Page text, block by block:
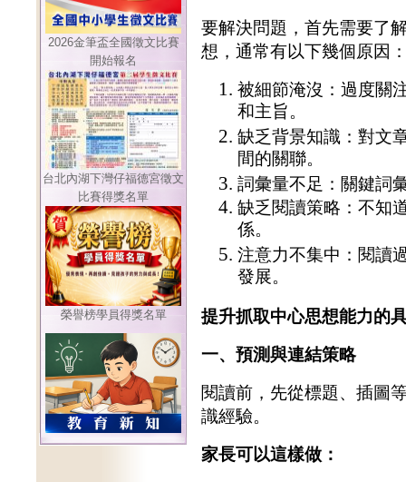
2026金筆盃全國徵文比賽
開始報名
台北內湖下灣仔福德宮徵文
比賽得獎名單
榮譽榜學員得獎名單
要解決問題，首先需要了
想，通常有以下幾個原因
被細節淹沒：過度關
和主旨。
缺乏背景知識：對文
間的關聯。
詞彙量不足：關鍵詞
缺乏閱讀策略：不知
係。
注意力不集中：閱讀
發展。
提升抓取中心思想能力的
一、預測與連結策略
閱讀前，先從標題、插圖
識經驗。
家長可以這樣做：